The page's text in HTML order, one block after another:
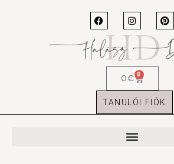
0€ 0
TANULÓI FIÓK